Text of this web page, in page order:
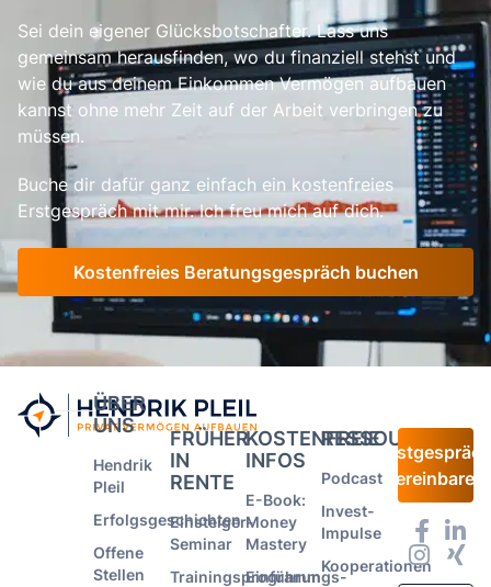
Sei dein eigener Glücksbotschafter. Lass uns
gemeinsam herausfinden, wo du finanziell stehst und
wie du aus deinem Einkommen Vermögen aufbauen
kannst ohne mehr Zeit auf der Arbeit verbringen zu
müssen.
Buche dir dafür ganz einfach ein kostenfreies
Erstgespräch mit mir. Ich freu mich auf dich.
Kostenfreies Beratungsgespräch buchen
ÜBER
UNS
Hendrik
Pleil
Erfolgsgeschichten
Offene
Stellen
FRÜHER
IN
RENTE
Einsteiger-
Seminar
Trainingsprogramm
KOSTENFREIE
INFOS
E-Book:
Money
Mastery
Einführungs-
RESSOURCEN
Podcast
Invest-
Impulse
Kooperationen
Erstgespräch
vereinbaren